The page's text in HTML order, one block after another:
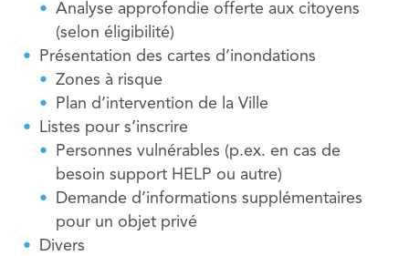
Analyse approfondie offerte aux citoyens
(selon éligibilité)
Présentation des cartes d’inondations
Zones à risque
Plan d’intervention de la Ville
Listes pour s’inscrire
Personnes vulnérables (p.ex. en cas de
besoin support HELP ou autre)
Demande d’informations supplémentaires
pour un objet privé
Divers